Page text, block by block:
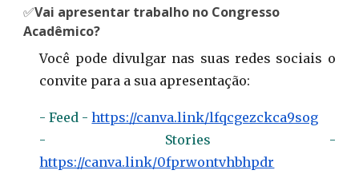
✅Vai apresentar trabalho no Congresso
Acadêmico?
Você pode divulgar nas suas redes sociais o
convite para a sua apresentação:
- Feed -https://canva.link/lfqcgezckca9sog
- Stories -
https://canva.link/0fprwontvhbhpdr